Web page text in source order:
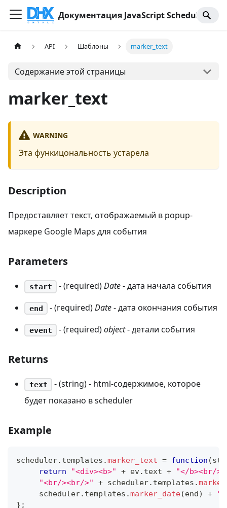
Документация JavaScript Scheduler
API Шаблоны marker_text
Содержание этой страницы
marker_text
WARNING
Эта функицональность устарела
Description
Предоставляет текст, отображаемый в popup-
маркере Google Maps для события
Parameters
start - (required)Date- дата начала события
end - (required)Date- дата окончания события
event - (required)object- детали события
Returns
text
- (string) - html-содержимое, которое
будет показано в scheduler
Example
scheduler. templates .marker_text = function (
return
"<div><b>" + ev. text +
"</b><br/
"<br/><br/>"
+ scheduler. templates .
     scheduler
. templates .marker_date(end) +
} ;